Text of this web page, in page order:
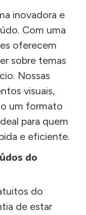
inovadora e
Com uma
oferecem
sobre temas
Nossas
visuais,
um formato
para quem
e eficiente.
do
do
de estar